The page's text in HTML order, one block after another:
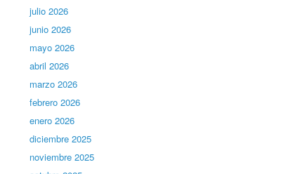
julio 2026
junio 2026
mayo 2026
abril 2026
marzo 2026
febrero 2026
enero 2026
diciembre 2025
noviembre 2025